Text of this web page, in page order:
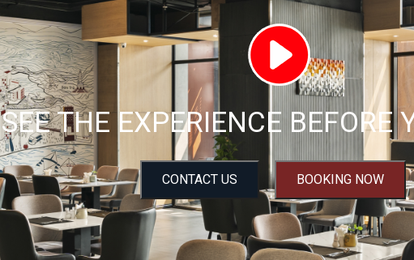
SEE THE EXPERIENCE BEFORE
CONTACT US BOOKING NOW